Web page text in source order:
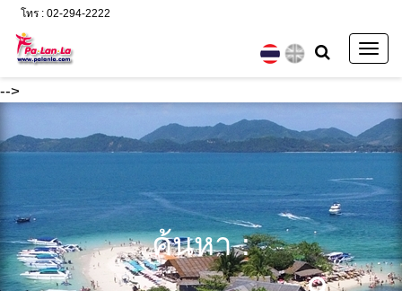
-->
โทร : 02-294-2222
ค้นหา :